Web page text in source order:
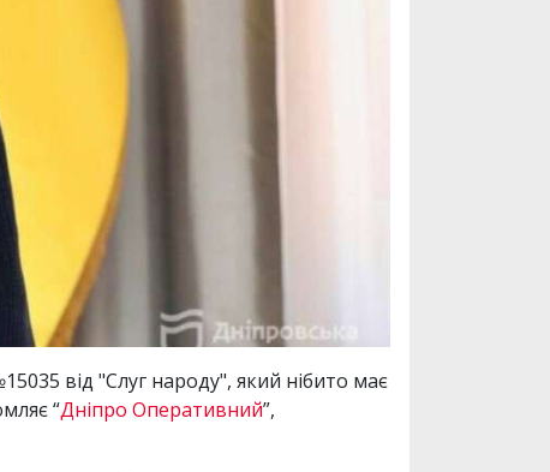
від "Слуг народу", який нібито має
“Дніпро Оперативний”,